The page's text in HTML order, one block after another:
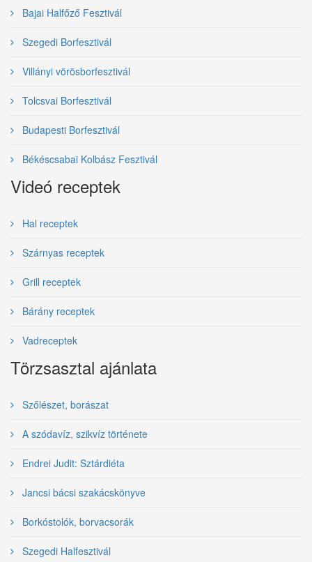
Bajai Halfőző Fesztivál
Szegedi Borfesztivál
Villányi vörösborfesztivál
Tolcsvai Borfesztivál
Budapesti Borfesztivál
Békéscsabai Kolbász Fesztivál
Videó receptek
Hal receptek
Szárnyas receptek
Grill receptek
Bárány receptek
Vadreceptek
Törzsasztal ajánlata
Szőlészet, borászat
A szódavíz, szikvíz története
Endrei Judit: Sztárdiéta
Jancsi bácsi szakácskönyve
Borkóstolók, borvacsorák
Szegedi Halfesztivál